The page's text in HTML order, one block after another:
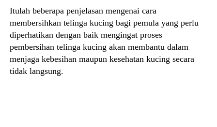
Itulah beberapa penjelasan mengenai cara
membersihkan telinga kucing bagi pemula yang perlu
diperhatikan dengan baik mengingat proses
pembersihan telinga kucing akan membantu dalam
menjaga kebesihan maupun kesehatan kucing secara
tidak langsung.